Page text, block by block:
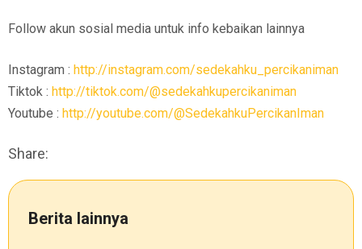
Follow akun sosial media untuk info kebaikan lainnya
Instagram : http://instagram.com/sedekahku_percikaniman
Tiktok : http://tiktok.com/@sedekahkupercikaniman
Youtube : http://youtube.com/@SedekahkuPercikanIman
Share:
Berita lainnya